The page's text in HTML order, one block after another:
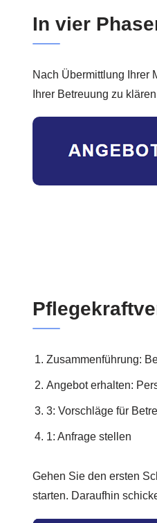
In vier
Nach Übermittlung Ihrer
Ihrer Betreuung zu
Zusammenführung:
Angebot erhalten:
3: Vorschläge für
1: Anfrage stellen
Gehen Sie den ersten
starten. Daraufhin